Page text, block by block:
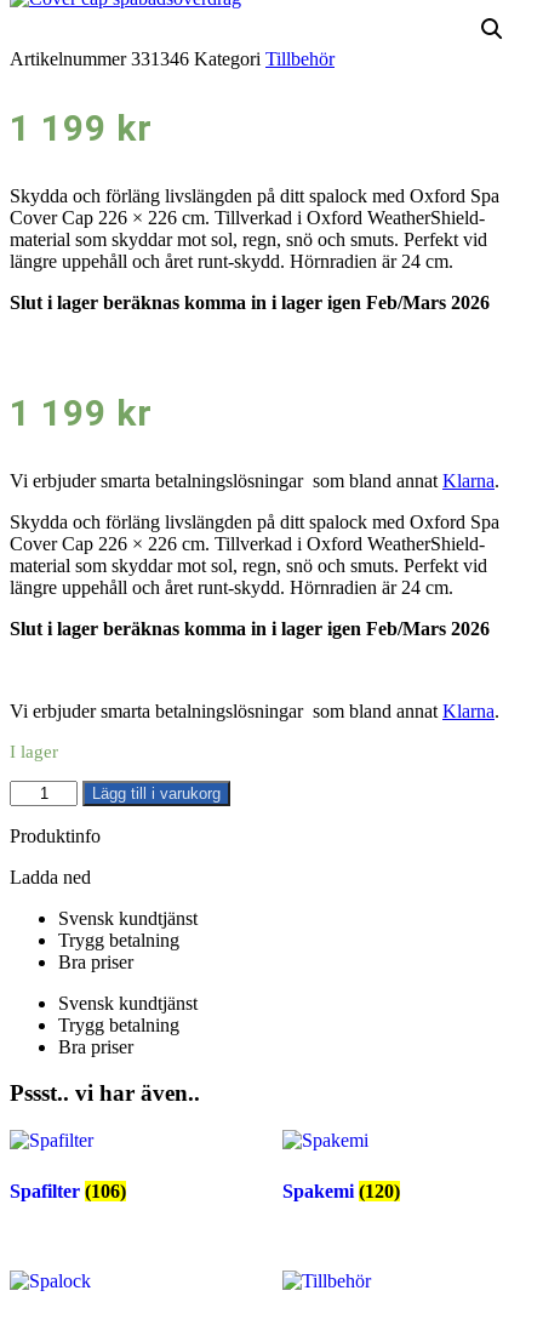
Artikelnummer331346 Kategori Tillbehör
1 199 kr
Skydda och förläng livslängden på ditt spalock med Oxford Spa
Cover Cap 226 × 226 cm. Tillverkad i Oxford WeatherShield-
material som skyddar mot sol, regn, snö och smuts. Perfekt vid
längre uppehåll och året runt-skydd. Hörnradien är 24 cm.
Slut i lager beräknas komma in i lager igen Feb/Mars 2026
1 199 kr
Vi erbjuder smarta betalningslösningar som bland annat Klarna.
Skydda och förläng livslängden på ditt spalock med Oxford Spa
Cover Cap 226 × 226 cm. Tillverkad i Oxford WeatherShield-
material som skyddar mot sol, regn, snö och smuts. Perfekt vid
längre uppehåll och året runt-skydd. Hörnradien är 24 cm.
Slut i lager beräknas komma in i lager igen Feb/Mars 2026
Vi erbjuder smarta betalningslösningar som bland annat Klarna.
I lager
Oxford
Spa
Cover
226
Radie
mängd
Lägg till i varukorg
Produktinfo
Ladda ned
Svensk kundtjänst
Trygg betalning
Bra priser
Svensk kundtjänst
Trygg betalning
Bra priser
Pssst.. vi har även..
Spafilter (106) Spakemi (120)